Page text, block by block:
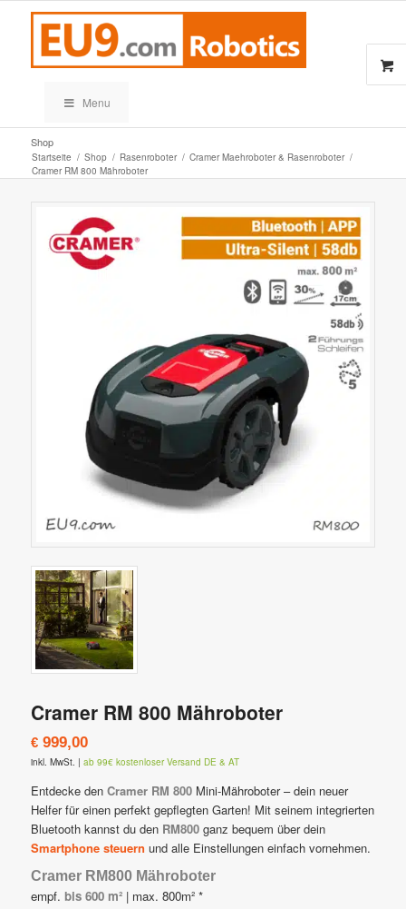
Menu
Shop
Startseite / Shop / Rasenroboter / Cramer Maehroboter & Rasenroboter /
Cramer RM 800 Mähroboter
Cramer RM 800 Mähroboter
€999,00
inkl. MwSt. | ab 99€ kostenloser Versand DE & AT
Entdecke den Cramer RM 800Mini-Mähroboter – dein neuer
Helfer für einen perfekt gepflegten Garten! Mit seinem integrierten
Bluetooth kannst du den RM800ganz bequem über dein
Smartphone steuern und alle Einstellungen einfach vornehmen.
Cramer RM800 Mähroboter
empf. bis 600 m²| max. 800m² *